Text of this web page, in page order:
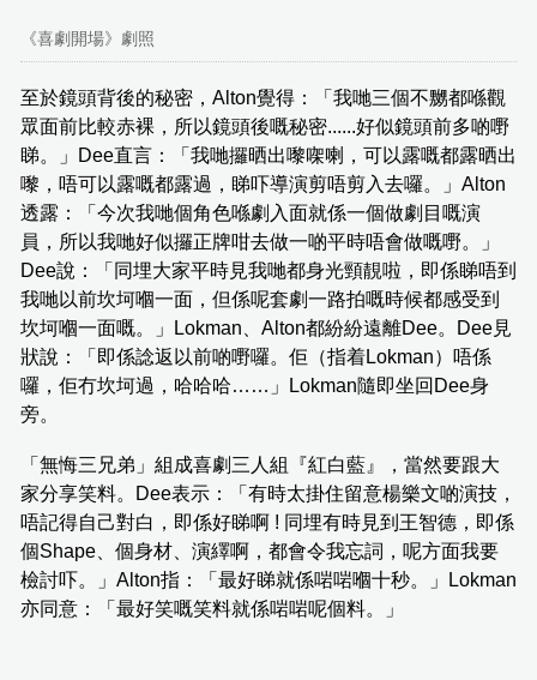
《喜劇開場》劇照
至於鏡頭背後的秘密，Alton覺得：「我哋三個不嬲都喺觀
眾面前比較赤裸，所以鏡頭後嘅秘密......好似鏡頭前多啲嘢
睇。」Dee直言：「我哋攞晒出嚟㗎喇，可以露嘅都露晒出
嚟，唔可以露嘅都露過，睇吓導演剪唔剪入去囉。」Alton
透露：「今次我哋個角色喺劇入面就係一個做劇目嘅演
員，所以我哋好似攞正牌咁去做一啲平時唔會做嘅嘢。」
Dee說：「同埋大家平時見我哋都身光頸靚啦，即係睇唔到
我哋以前坎坷嗰一面，但係呢套劇一路拍嘅時候都感受到
坎坷嗰一面嘅。」Lokman、Alton都紛紛遠離Dee。Dee見
狀說：「即係諗返以前啲嘢囉。佢（指着Lokman）唔係
囉，佢冇坎坷過，哈哈哈……」Lokman隨即坐回Dee身
旁。
「無悔三兄弟」組成喜劇三人組『紅白藍』，當然要跟大
家分享笑料。Dee表示：「有時太掛住留意楊樂文啲演技，
唔記得自己對白，即係好睇啊 ! 同埋有時見到王智德，即係
個Shape、個身材、演繹啊，都會令我忘詞，呢方面我要
檢討吓。」Alton指：「最好睇就係啱啱嗰十秒。」Lokman
亦同意：「最好笑嘅笑料就係啱啱呢個料。」